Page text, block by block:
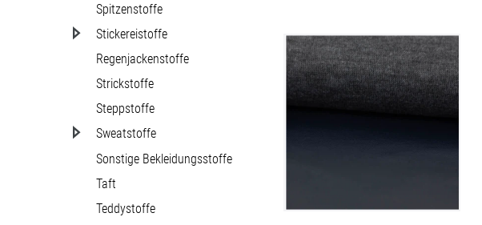
Spitzenstoffe
Stickereistoffe
Regenjackenstoffe
Strickstoffe
Steppstoffe
Sweatstoffe
Sonstige Bekleidungsstoffe
Taft
Teddystoffe